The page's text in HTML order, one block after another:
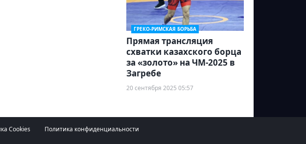
ГРЕКО-РИМСКАЯ БОРЬБА
Прямая трансляция
схватки казахского борца
за «золото» на ЧМ-2025 в
Загребе
20 сентября 2025 05:57
Cookies Политика конфиденциальности